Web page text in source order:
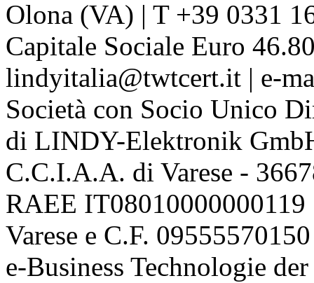
Olona (VA) | T +39 0331
Capitale Sociale Euro
lindyitalia@twtcert.it | e-
Società con Socio Unico
di LINDY-Elektronik
C.C.I.A.A. di Varese -
RAEE
Varese e C.F. 09555570150
e-Business Technologie